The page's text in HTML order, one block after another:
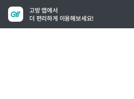
고방 앱에서
더 편리하게 이용해보세요!